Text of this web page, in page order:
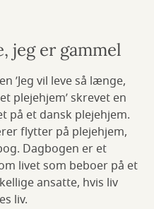
jeg er gammel
’Jeg vil leve så længe,
plejehjem’ skrevet en
på et dansk plejehjem.
flytter på plejehjem,
Dagbogen er et
livet som beboer på et
ansatte, hvis liv
liv.